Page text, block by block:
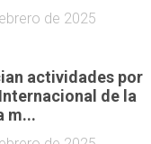
de 2025
actividades por
de la
m...